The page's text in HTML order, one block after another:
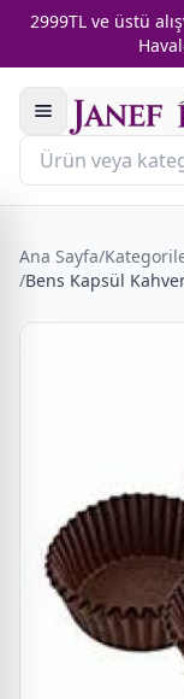
2999TL ve üstü
Ana Sayfa/
/Bens Kapsül